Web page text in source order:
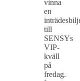
vinna
en
till
SENSYs
VIP-
kväll
på
fredag.